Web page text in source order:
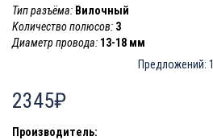
Тип разъёма: Вилочный
Количество полюсов: 3
Диаметр провода: 13-18 мм
Предложений: 1
2345₽
Производитель: